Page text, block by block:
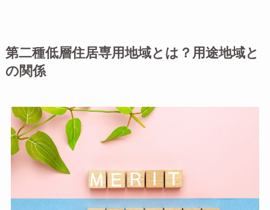
第二種低層住居専用地域とは？用途地域と
の関係